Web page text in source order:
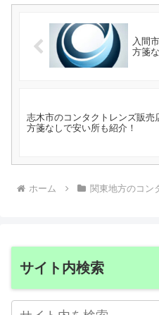
入間
方箋
志木市のコンタクトレンズ販売
方箋なしで安い所も紹介！
ホーム 関東地方のコン
サイト内検索